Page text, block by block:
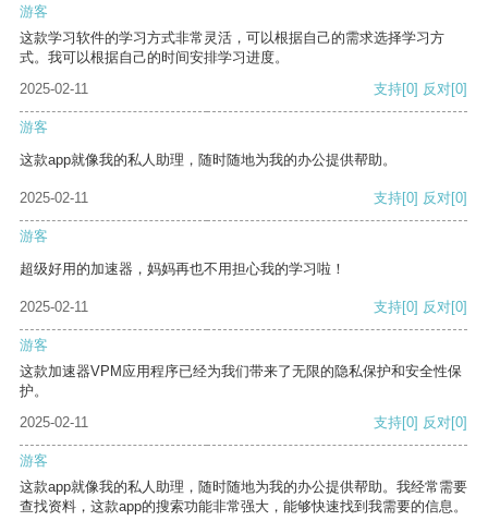
游客
这款学习软件的学习方式非常灵活，可以根据自己的需求选择学习方
式。我可以根据自己的时间安排学习进度。
2025-02-11
支持[0] 反对[0]
游客
这款app就像我的私人助理，随时随地为我的办公提供帮助。
2025-02-11 支持[0] 反对[0]
游客
超级好用的加速器，妈妈再也不用担心我的学习啦！
2025-02-11 支持[0] 反对[0]
游客
这款加速器VPM应用程序已经为我们带来了无限的隐私保护和安全性保
护。
2025-02-11
支持[0] 反对[0]
游客
这款app就像我的私人助理，随时随地为我的办公提供帮助。我经常需要
查找资料，这款app的搜索功能非常强大，能够快速找到我需要的信息。